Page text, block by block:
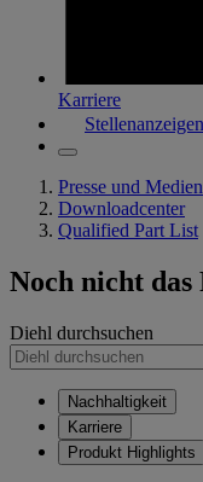
Karriere
Stellenanzeigen
Presse und Medien
Downloadcenter
Qualified Part List
Noch nicht das
Diehl durchsuchen
Nachhaltigkeit
Karriere
Produkt Highlights